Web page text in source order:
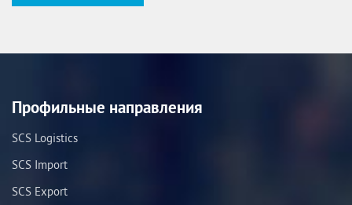
Профильные направления
SCS Logistics
SCS Import
SCS Export